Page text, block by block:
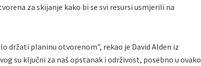
za skijanje kako bi se svi resursi usmjerili na
držati planinu otvorenom”, rekao je David Alden iz
su ključni za naš opstanak i održivost, posebno u ovako